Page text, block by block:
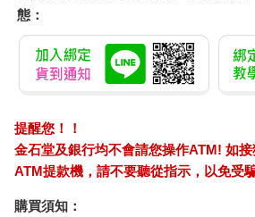
態：
提醒您！！
金石堂及銀行均不會請您操作ATM! 如
ATM提款機，請不要聽從指示，以免受
購買須知：